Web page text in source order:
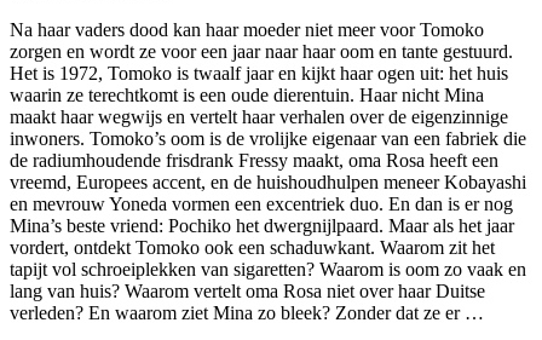
Na haar vaders dood kan haar moeder niet meer voor Tomoko
zorgen en wordt ze voor een jaar naar haar oom en tante gestuurd.
Het is 1972, Tomoko is twaalf jaar en kijkt haar ogen uit: het huis
waarin ze terechtkomt is een oude dierentuin. Haar nicht Mina
maakt haar wegwijs en vertelt haar verhalen over de eigenzinnige
inwoners. Tomoko’s oom is de vrolijke eigenaar van een fabriek die
de radiumhoudende frisdrank Fressy maakt, oma Rosa heeft een
vreemd, Europees accent, en de huishoudhulpen meneer Kobayashi
en mevrouw Yoneda vormen een excentriek duo. En dan is er nog
Mina’s beste vriend: Pochiko het dwergnijlpaard. Maar als het jaar
vordert, ontdekt Tomoko ook een schaduwkant. Waarom zit het
tapijt vol schroeiplekken van sigaretten? Waarom is oom zo vaak en
lang van huis? Waarom vertelt oma Rosa niet over haar Duitse
verleden? En waarom ziet Mina zo bleek? Zonder dat ze er …